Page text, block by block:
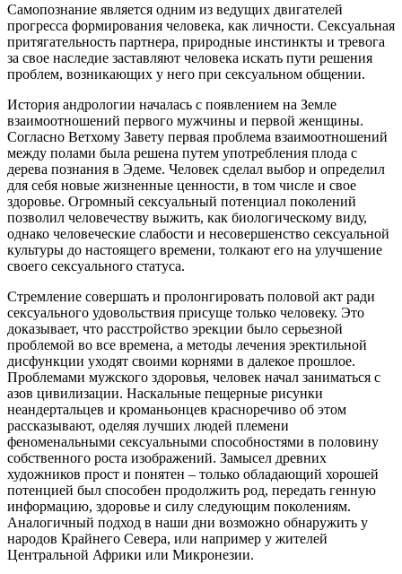
Самопознание является одним из ведущих двигателей
прогресса формирования человека, как личности. Сексуальная
притягательность партнера, природные инстинкты и тревога
за свое наследие заставляют человека искать пути решения
проблем, возникающих у него при сексуальном общении.
История андрологии началась с появлением на Земле
взаимоотношений первого мужчины и первой женщины.
Согласно Ветхому Завету первая проблема взаимоотношений
между полами была решена путем употребления плода с
дерева познания в Эдеме. Человек сделал выбор и определил
для себя новые жизненные ценности, в том числе и свое
здоровье. Огромный сексуальный потенциал поколений
позволил человечеству выжить, как биологическому виду,
однако человеческие слабости и несовершенство сексуальной
культуры до настоящего времени, толкают его на улучшение
своего сексуального статуса.
Стремление совершать и пролонгировать половой акт ради
сексуального удовольствия присуще только человеку. Это
доказывает, что расстройство эрекции было серьезной
проблемой во все времена, а методы лечения эректильной
дисфункции уходят своими корнями в далекое прошлое.
Проблемами мужского здоровья, человек начал заниматься с
азов цивилизации. Наскальные пещерные рисунки
неандертальцев и кроманьонцев красноречиво об этом
рассказывают, оделяя лучших людей племени
феноменальными сексуальными способностями в половину
собственного роста изображений. Замысел древних
художников прост и понятен – только обладающий хорошей
потенцией был способен продолжить род, передать генную
информацию, здоровье и силу следующим поколениям.
Аналогичный подход в наши дни возможно обнаружить у
народов Крайнего Севера, или например у жителей
Центральной Африки или Микронезии.